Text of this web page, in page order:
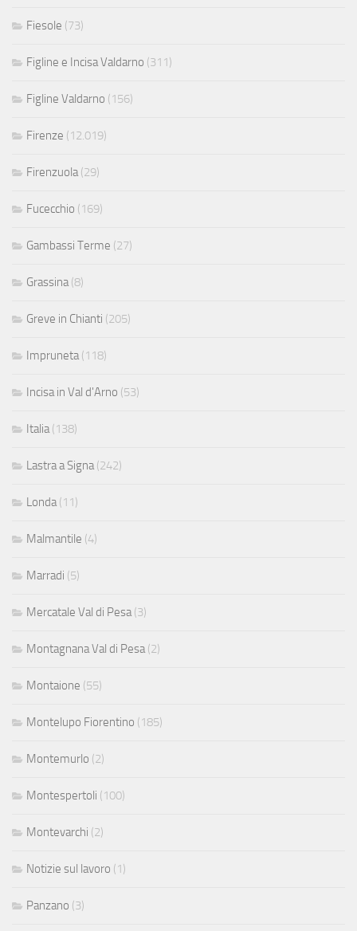
Fiesole (73)
Figline e Incisa Valdarno (311)
Figline Valdarno (156)
Firenze (12.019)
Firenzuola(29)
Fucecchio (169)
Gambassi Terme (27)
Grassina(8)
Greve in Chianti (205)
Impruneta(118)
Incisa in Val d'Arno (53)
Italia(138)
Lastra a Signa(242)
Londa(11)
Malmantile (4)
Marradi (5)
Mercatale Val di Pesa(3)
Montagnana Val di Pesa(2)
Montaione (55)
Montelupo Fiorentino (185)
Montemurlo (2)
Montespertoli (100)
Montevarchi (2)
Notizie sul lavoro (1)
Panzano (3)